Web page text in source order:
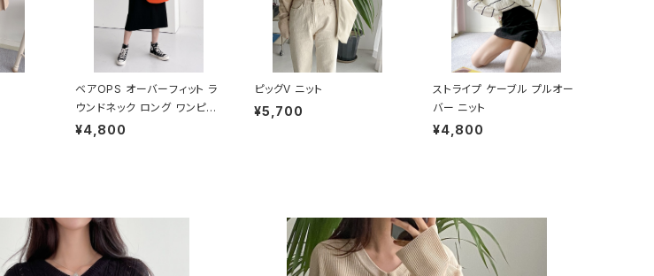
ベアOPS オーバーフィット ラ
ウンドネック ロング ワンピー
ス
¥4,800
ピッグV ニット
¥5,700
ストライプ ケーブル プルオー
バー ニット
¥4,800